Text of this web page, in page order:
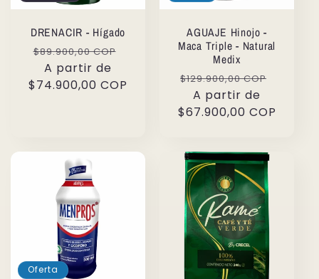
DRENACIR - Hígado
Precio
habitual
$89.900,00 COP
oferta
A partir de
$74.900,00 COP
AGUAJE Hinojo -
Maca Triple - Natural
Medix
Precio
habitual
$129.900,00 COP
oferta
A partir de
$67.900,00 COP
Oferta